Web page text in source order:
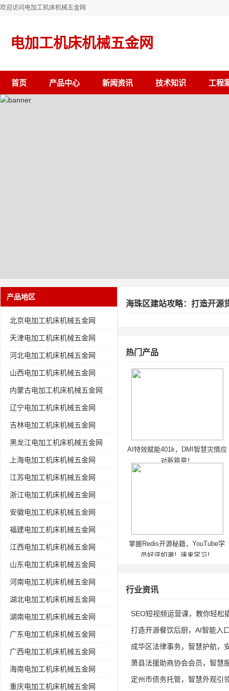
欢迎访问电加工机床机械五金网
电加工机床机械五金网
首页 产品中心 新闻资讯 技术知识 工程
产品地区
北京电加工机床机械五金网
天津电加工机床机械五金网
河北电加工机床机械五金网
山西电加工机床机械五金网
内蒙古电加工机床机械五金网
辽宁电加工机床机械五金网
吉林电加工机床机械五金网
黑龙江电加工机床机械五金网
上海电加工机床机械五金网
江苏电加工机床机械五金网
浙江电加工机床机械五金网
安徽电加工机床机械五金网
福建电加工机床机械五金网
江西电加工机床机械五金网
山东电加工机床机械五金网
河南电加工机床机械五金网
湖北电加工机床机械五金网
湖南电加工机床机械五金网
广东电加工机床机械五金网
广西电加工机床机械五金网
海南电加工机床机械五金网
重庆电加工机床机械五金网
海珠区建站攻略：打造开源
热门产品
AI特效赋能401k，DMI智慧灾情应
对新篇章！
掌握Redis开源秘籍，YouTube学
员好评如潮！速来学习！
行业资讯
SEO短视频运营课，教你轻松
打造开源餐饮后厨，AI智能入
成华区法律事务，智慧护航，
萧县法援助商协会会员，智慧
定州市债务托管，智慧外观引